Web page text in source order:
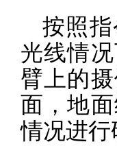
按照
光线情
臂上的
面，地
情况进行